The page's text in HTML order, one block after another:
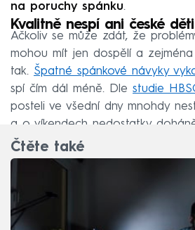
na poruchy spánku.
Kvalitně nespí ani české děti
Ačkoliv se může zdát, že
mohou mít jen dospělí a
tak. Špatné spánkové návyky
spí čím dál méně. Dle studie
posteli ve všední dny mnohdy
a o víkendech nedostatky
Čtěte také